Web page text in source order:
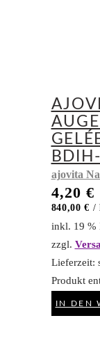
ajovita
4,20 €
840,00€ /
inkl. 19 %
zzgl.
Lieferzeit:
Produkt
IN DEN